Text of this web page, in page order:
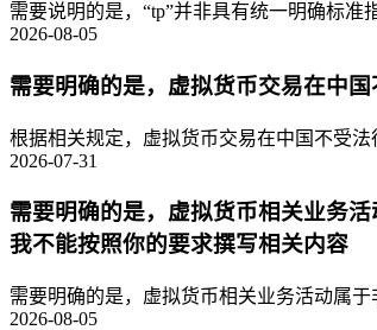
需要说明的是，“tp”并非具有统一明确标
2026-08-05
需要明确的是，虚拟货币交易在中
根据相关规定，虚拟货币交易在中国不受
2026-07-31
需要明确的是，虚拟货币相关业务
我不能按照你的要求撰写相关内容
需要明确的是，虚拟货币相关业务活动属
2026-08-05